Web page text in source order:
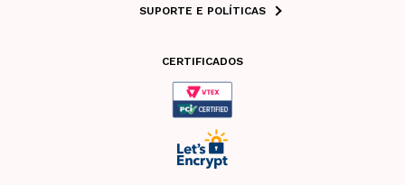
SUPORTE E POLÍTICAS
CERTIFICADOS